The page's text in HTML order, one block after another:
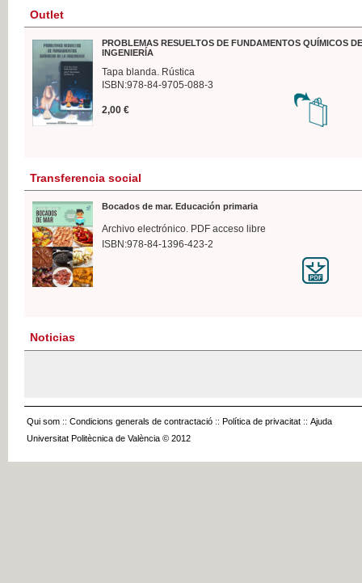
Outlet
PROBLEMAS RESUELTOS DE FUNDAMENTOS QUÍMICOS
INGENIERÍA
Tapa blanda. Rústica
ISBN:978-84-9705-088-3
2,00 €
Transferencia social
Bocados de mar. Educación primaria
Archivo electrónico. PDF acceso libre
ISBN:978-84-1396-423-2
Noticias
Qui som :: Condicions generals de contractació :: Política de privacitat :: Ajuda
Universitat Politècnica de València © 2012